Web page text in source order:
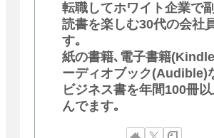
転職してホワイト企業で
読書を楽しむ30代の会社
す｡
紙の書籍､電子書籍
ーディオブック(Audible)
ビジネス書を年間100冊
んでます｡